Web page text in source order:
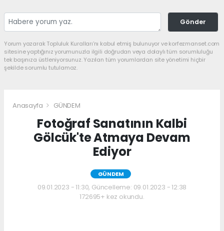
Gönder
Yorum yazarak Topluluk Kuralları’nı kabul etmiş bulunuyor ve korfezmanset.com
sitesine yaptığınız yorumunuzla ilgili doğrudan veya dolaylı tüm sorumluluğu
tek başınıza üstleniyorsunuz. Yazılan tüm yorumlardan site yönetimi hiçbir
şekilde sorumlu tutulamaz.
Anasayfa GÜNDEM
Fotoğraf Sanatının Kalbi
Gölcük'te Atmaya Devam
Ediyor
GÜNDEM
09.01.2023 - 11:30, Güncelleme: 09.01.2023 - 12:38
172695+ kez okundu.